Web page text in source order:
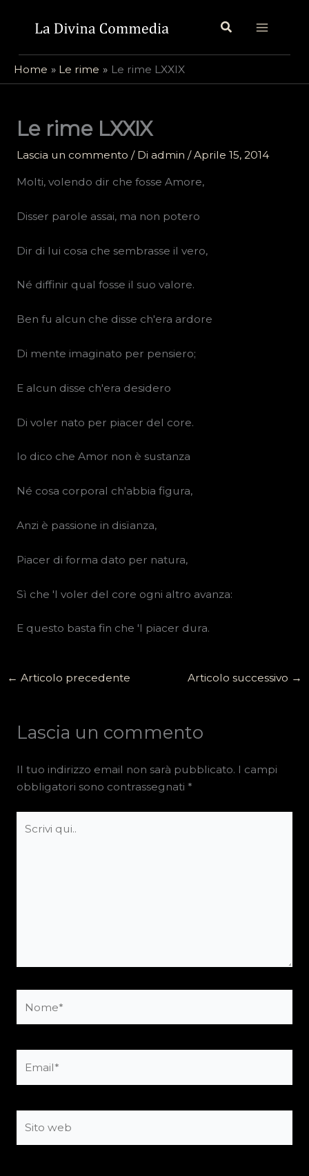
Cerca
Home Le rime Le rime LXXIX
Le rime LXXIX
Lascia un commento / Di admin /Aprile 15, 2014
Molti, volendo dir che fosse Amore,
Disser parole assai, ma non potero
Dir di lui cosa che sembrasse il vero,
Né diffinir qual fosse il suo valore.
Ben fu alcun che disse ch'era ardore
Di mente imaginato per pensiero;
E alcun disse ch'era desidero
Di voler nato per piacer del core.
Io dico che Amor non è sustanza
Né cosa corporal ch'abbia figura,
Anzi è passione in disïanza,
Piacer di forma dato per natura,
Sì che 'l voler del core ogni altro avanza:
E questo basta fin che 'l piacer dura.
← Articolo precedente Articolo successivo →
Lascia un commento
Il tuo indirizzo email non sarà pubblicato. I campi
obbligatori sono contrassegnati *
qui..
web